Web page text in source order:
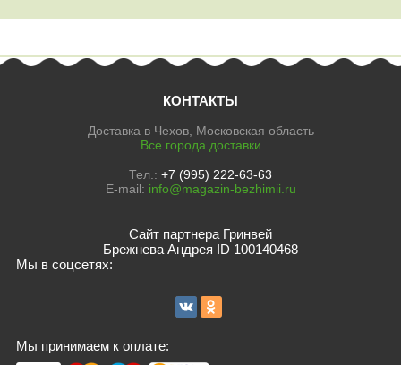
КОНТАКТЫ
Доставка в Чехов, Московская область
Все города доставки
Тел.: +7 (995) 222-63-63
E-mail: info@magazin-bezhimii.ru
Сайт партнера Гринвей
Брежнева Андрея ID 100140468
Мы в соцсетях:
Мы принимаем к оплате: